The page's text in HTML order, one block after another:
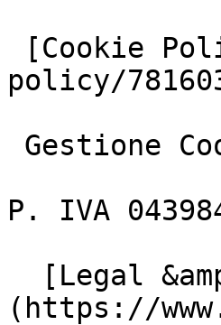
policy/
P. IVA
(https://